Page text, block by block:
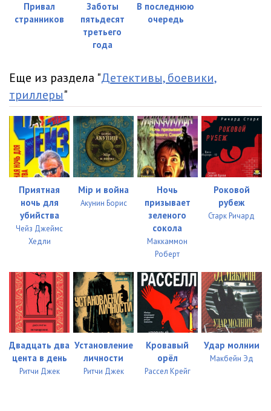
018
021
022 05:01
023 05:02
024 05:02
025 05:00
026 05:01
027
029 05:04
030 05:00
031 05:03
032 05:00
Привал
странников
Заботы
пятьдесят
третьего
года
В последнюю
очередь
Еще из раздела "Детективы, боевики,
триллеры"
Приятная
ночь для
убийства
Чейз Джеймс
Хедли
Мiр и война
Акунин Борис
Ночь
призывает
зеленого
сокола
Маккаммон
Роберт
Роковой
рубеж
Старк Ричард
Двадцать два
цента в день
Ритчи Джек
Установление
личности
Ритчи Джек
Кровавый
орёл
Рассел Крейг
Удар молнии
Макбейн Эд